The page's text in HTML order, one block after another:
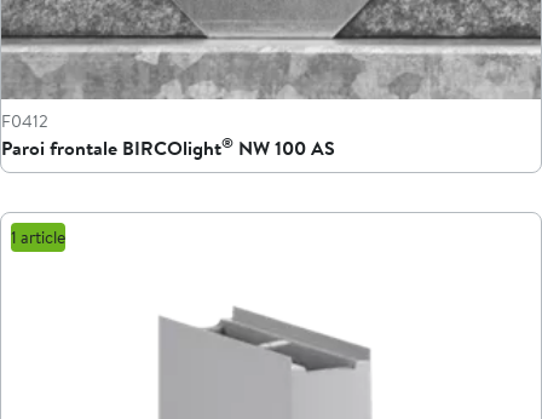
F0412
Paroi frontale BIRCOlight® NW 100 AS
1 article